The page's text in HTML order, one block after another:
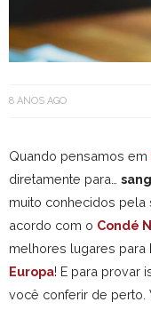
8 ANOS AGO
Quando pensamos em
diretamente para…
muito conhecidos pela
acordo com o Condé
melhores lugares
Europa! E para provar
você conferir de perto.